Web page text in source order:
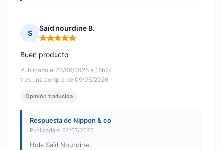
S
Saïd nourdine B.
Nota: 5 de 5
Publicado el 25/06/2026 à 18h24
tras una compra de 09/06/2026
Buen producto
Opinión traducida
Respuesta de Nippon & co
Publicada el 02/07/2026
Hola Saïd Nourdine,